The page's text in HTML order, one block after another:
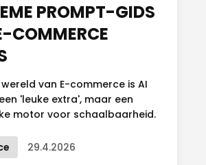
PROMPT-GIDS
COMMERCE
van E-commerce is AI
'leuke extra', maar een
motor voor schaalbaarheid.
29.4.2026